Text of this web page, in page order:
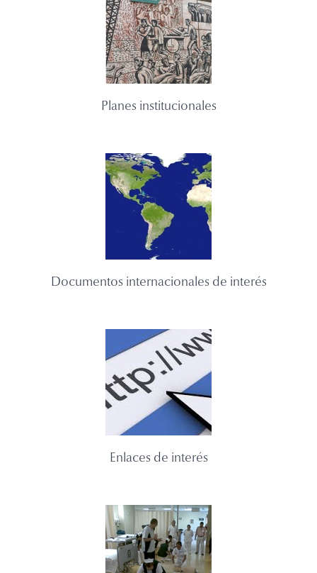
Planes institucionales
Documentos internacionales de interés
Enlaces de interés